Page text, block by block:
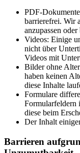
PDF-
barrierefrei. Wir
anzupassen
Videos: Einige
nicht über
Videos mit
Bilder ohne
haben keinen
diese Inhalte
Formulare
Formularfeldern
diese beim
Der Inhalt
Barrieren